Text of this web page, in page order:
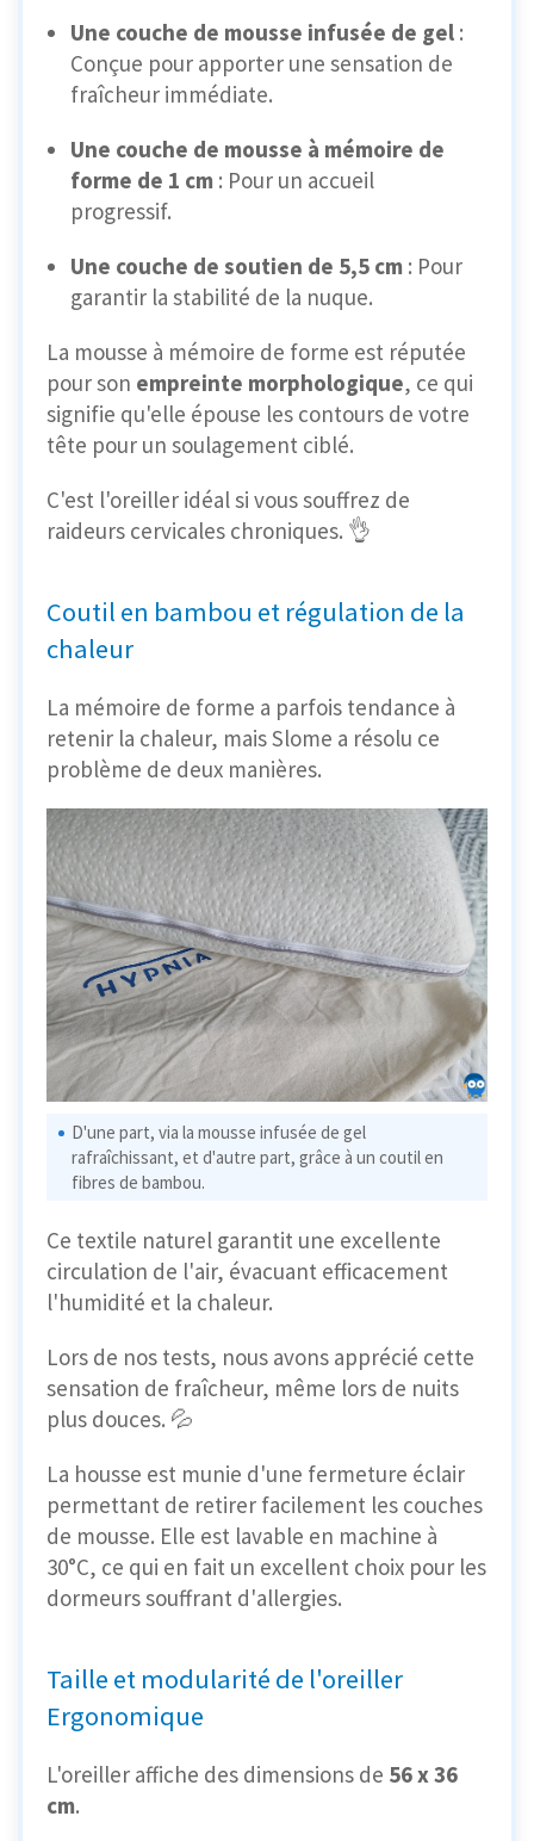
Une couche de mousse infusée de gel :
Conçue pour apporter une sensation de
fraîcheur immédiate.
Une couche de mousse à mémoire de
forme de 1 cm : Pour un accueil
progressif.
Une couche de soutien de 5,5 cm : Pour
garantir la stabilité de la nuque.
La mousse à mémoire de forme est réputée
pour son empreinte morphologique, ce qui
signifie qu'elle épouse les contours de votre
tête pour un soulagement ciblé.
C'est l'oreiller idéal si vous souffrez de
raideurs cervicales chroniques. 👌
Coutil en bambou et régulation de la
chaleur
La mémoire de forme a parfois tendance à
retenir la chaleur, mais Slome a résolu ce
problème de deux manières.
D'une part, via la mousse infusée de gel
rafraîchissant, et d'autre part, grâce à un coutil en
fibres de bambou.
Ce textile naturel garantit une excellente
circulation de l'air, évacuant efficacement
l'humidité et la chaleur.
Lors de nos tests, nous avons apprécié cette
sensation de fraîcheur, même lors de nuits
plus douces. 💦
La housse est munie d'une fermeture éclair
permettant de retirer facilement les couches
de mousse. Elle est lavable en machine à
30°C, ce qui en fait un excellent choix pour les
dormeurs souffrant d'allergies.
Taille et modularité de l'oreiller
Ergonomique
L'oreiller affiche des dimensions de 56 x 36
cm.